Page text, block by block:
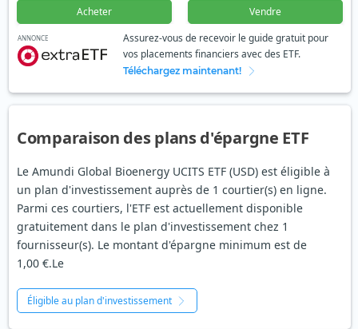
Acheter Vendre
ANNONCE
Assurez-vous de recevoir le guide gratuit pour
vos placements financiers avec des ETF.
Téléchargez maintenant!
Comparaison des plans d'épargne ETF
Le Amundi Global Bioenergy UCITS ETF (USD) est éligible à
un plan d'investissement auprès de 1 courtier(s) en ligne.
Parmi ces courtiers, l'ETF est actuellement disponible
gratuitement dans le plan d'investissement chez 1
fournisseur(s). Le montant d'épargne minimum est de
1,00 €.Le
Éligible au plan d'investissement